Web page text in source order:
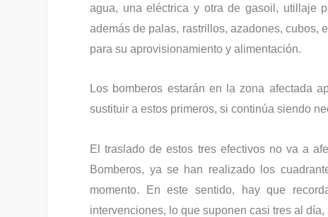
agua, una eléctrica y otra de gasoil, utillaje
además de palas, rastrillos, azadones, cubos,
para su aprovisionamiento y alimentación.
Los bomberos estarán en la zona afectada
sustituir a estos primeros, si continúa siendo
El traslado de estos tres efectivos no va a
Bomberos, ya se han realizado los
momento. En este sentido, hay que
intervenciones, lo que suponen casi tres al día,